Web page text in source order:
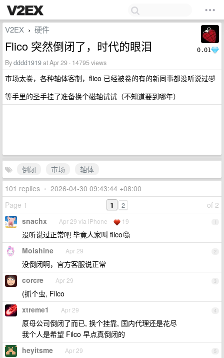
0.01
V2EX › 硬件
Flico 突然倒闭了，时代的眼泪
Bydddd1919at Apr 29 · 14795 views
市场太卷，各种轴体客制，flico 已经被卷的有的新同事都没听说过🤣
等手里的圣手挂了准备换个磁轴试试（不知道要到哪年）
倒闭 市场
轴体
101 replies • 2026-04-30 09:43:44 +08:00
Page 1
of 2
1 2
1
snachx Apr 29 via iPhone 19
没听说过正常吧 毕竟人家叫 filco🤔
2
Moishine Apr 29
没倒闭啊，官方客服说正常
3
corcre Apr 29
(抓个虫, Filco
4
xtreme1 Apr 29
原母公司倒闭了而已, 换个挂靠, 国内代理还是花尽
我个人是希望 Filco 早点真倒闭的
5
heyitsme Apr 29